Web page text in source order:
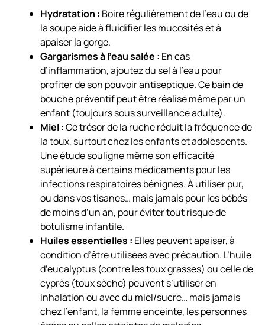
Hydratation : Boire régulièrement de l’eau ou de
la soupe aide à fluidifier les mucosités et à
apaiser la gorge.
Gargarismes à l’eau salée : En cas
d’inflammation, ajoutez du sel à l’eau pour
profiter de son pouvoir antiseptique. Ce bain de
bouche préventif peut être réalisé même par un
enfant (toujours sous surveillance adulte).
Miel :Ce trésor de la ruche réduit la fréquence de
la toux, surtout chez les enfants et adolescents.
Une étude souligne même son efficacité
supérieure à certains médicaments pour les
infections respiratoires bénignes. À utiliser pur,
ou dans vos tisanes… mais jamais pour les bébés
de moins d’un an, pour éviter tout risque de
botulisme infantile.
Huiles essentielles : Elles peuvent apaiser, à
condition d’être utilisées avec précaution. L’huile
d’eucalyptus (contre les toux grasses) ou celle de
cyprès (toux sèche) peuvent s’utiliser en
inhalation ou avec du miel/sucre… mais jamais
chez l’enfant, la femme enceinte, les personnes